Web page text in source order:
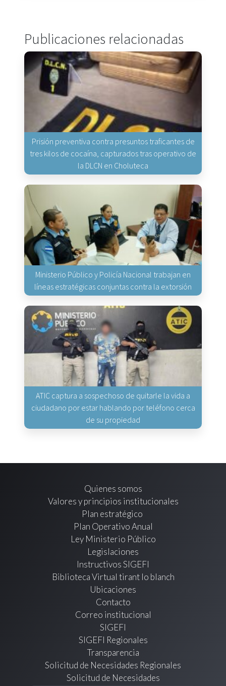
Publicaciones relacionadas
Prisión preventiva contra presuntos traficantes de
tres kilos de cocaína, capturados tras operativo de
la DLCN en Choluteca
Ministerio Público y Policía Nacional trabajan en
líneas estratégicas conjuntas contra la extorsión
ATIC captura a sospechoso de quitarle la vida a
ciudadano por estar hablando por teléfono cerca
de su propiedad
Quienes somos
Valores y principios institucionales
Plan estratégico
Plan Operativo Anual
Ley Ministerio Público
Legislaciones
Instructivos SIGEFI
Biblioteca Virtual tirant lo blanch
Ubicaciones
Contacto
Correo institucional
SIGEFI
SIGEFI Regionales
Transparencia
Solicitud de Necesidades Regionales
Solicitud de Necesidades